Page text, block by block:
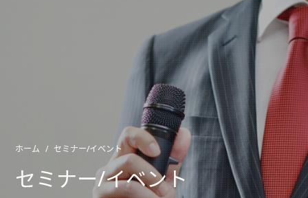
ホーム セミナー/イベント
セミナー/イベント